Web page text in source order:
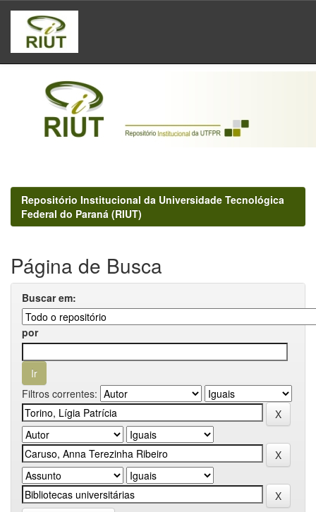
Skip
navigation
Repositório Institucional da Universidade Tecnológica
Federal do Paraná (RIUT)
Página de Busca
Buscar em:
por
Filtros correntes: